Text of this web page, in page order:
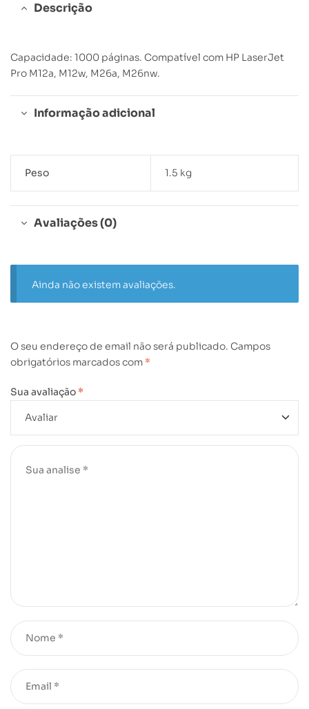
Descrição
Capacidade: 1000 páginas. Compatível com HP LaserJet
Pro M12a, M12w, M26a, M26nw.
Informação adicional
Peso 1.5 kg
Avaliações (0)
Ainda não existem avaliações.
O seu endereço de email não será publicado. Campos
obrigatórios marcados com *
Sua avaliação *